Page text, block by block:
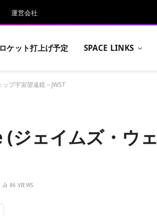
運営会社
ロケット打上げ予定 SPACE LINKS
ブ宇宙望遠鏡 – JWST
ジェイムズ・ウェ
86 VIEWS